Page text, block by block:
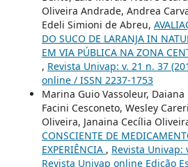
Oliveira Andrade, Andrea
Edeli Simioni de Abreu,
DO SUCO DE LARANJA IN
EM VIA PÚBLICA NA ZONA
, Revista Univap: v. 21 n. 37
online / ISSN 2237-1753
Marina Guio Vassoleur,
Facini Cesconeto, Wesley
Oliveira, Janaina Cecília
CONSCIENTE DE
EXPERIÊNCIA , Revista Univap:
Revista Univap online Edição